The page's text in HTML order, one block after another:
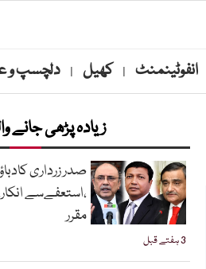
انفوٹینمنٹ | کھیل | دلچسپ و
زیادہ پڑھی جانے
3 ہفتے قبل
صدر زرداری
،استعفےسے
مقرر